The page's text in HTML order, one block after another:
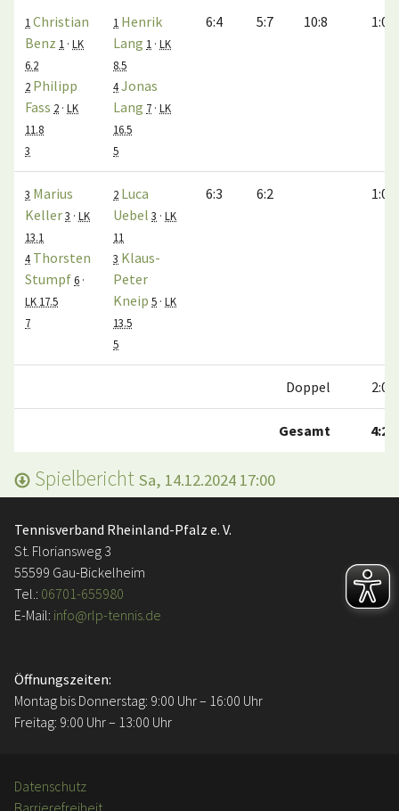
1 Christian
Benz 1 · LK
6.2
2 Philipp
Fass 2 · LK
11.8
3
1 Henrik
Lang 1 · LK
8.5
4Jonas
Lang 7 · LK
16.5
5
6:4 5:7 10:8 1:0
3 Marius
Keller3 · LK
13.1
4 Thorsten
Stumpf6 ·
LK 17.5
7
2 Luca
Uebel 3 · LK
11
3 Klaus-
Peter
Kneip 5 · LK
13.5
5
6:3 6:2 1:0
Doppel 2:0
Gesamt 4:2
Spielbericht Sa, 14.12.2024 17:00
Tennisverband Rheinland-Pfalz e. V.
St. Floriansweg 3
55599 Gau-Bickelheim
Tel.: 06701-655980
E-Mail: info@rlp-tennis.de
Öffnungszeiten:
Montag bis Donnerstag: 9:00 Uhr – 16:00 Uhr
Freitag: 9:00 Uhr – 13:00 Uhr
Datenschutz
Barrierefreiheit